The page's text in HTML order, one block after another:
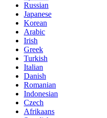
Russian
Japanese
Korean
Arabic
Irish
Greek
Turkish
Italian
Danish
Romanian
Indonesian
Czech
Afrikaans